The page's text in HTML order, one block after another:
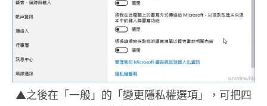
▲之後在「一般」的「變更隱私權選項」，可把四